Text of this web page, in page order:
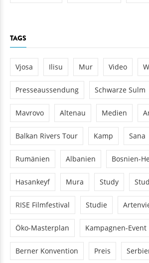
TAGS
Vjosa Ilisu Mur Video
Presseaussendung Schwarze Sulm
Mavrovo Altenau Medien
Balkan Rivers Tour Kamp Sana
Rumänien Albanien Bosnien-
Hasankeyf Mura Study
RISE Filmfestival Studie
Öko-Masterplan Kampagnen-Event
Berner Konvention Preis